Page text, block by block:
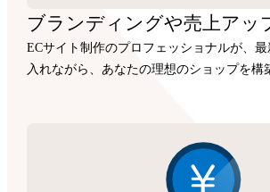
ブランディングや売上アッ
ECサイト制作のプロフェッショナルが、
入れながら、あなたの理想のショップを構